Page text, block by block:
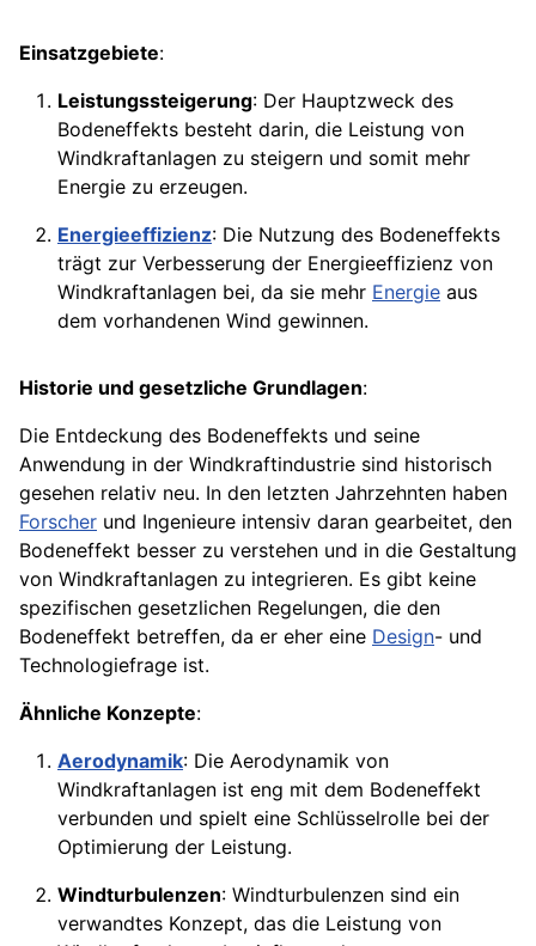
Einsatzgebiete:
Leistungssteigerung: Der Hauptzweck des
Bodeneffekts besteht darin, die Leistung von
Windkraftanlagen zu steigern und somit mehr
Energie zu erzeugen.
Energieeffizienz: Die Nutzung des Bodeneffekts
trägt zur Verbesserung der Energieeffizienz von
Windkraftanlagen bei, da sie mehr Energie aus
dem vorhandenen Wind gewinnen.
Historie und gesetzliche Grundlagen:
Die Entdeckung des Bodeneffekts und seine
Anwendung in der Windkraftindustrie sind historisch
gesehen relativ neu. In den letzten Jahrzehnten haben
Forscher und Ingenieure intensiv daran gearbeitet, den
Bodeneffekt besser zu verstehen und in die Gestaltung
von Windkraftanlagen zu integrieren. Es gibt keine
spezifischen gesetzlichen Regelungen, die den
Bodeneffekt betreffen, da er eher eine Design- und
Technologiefrage ist.
Ähnliche Konzepte:
Aerodynamik: Die Aerodynamik von
Windkraftanlagen ist eng mit dem Bodeneffekt
verbunden und spielt eine Schlüsselrolle bei der
Optimierung der Leistung.
Windturbulenzen: Windturbulenzen sind ein
verwandtes Konzept, das die Leistung von